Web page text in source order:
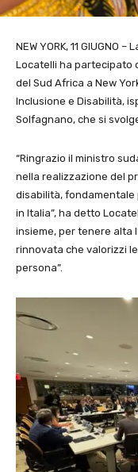
NEW YORK, 11 GIUGNO
Locatelli ha partecipato
del Sud Africa a New
Inclusione e Disabilità,
Solfagnano, che si
“Ringrazio il ministro
nella realizzazione del
disabilità, fondamentale
in Italia”, ha detto
insieme, per tenere alta
rinnovata che valorizzi
persona”.